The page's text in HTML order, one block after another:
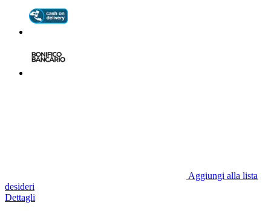
Aggiungi alla lista
desideri
Dettagli